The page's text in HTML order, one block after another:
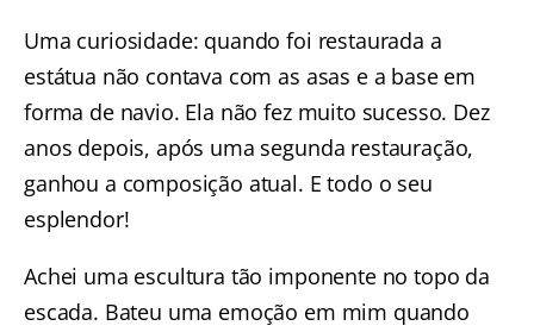
Uma curiosidade: quando foi restaurada a
estátua não contava com as asas e a base em
forma de navio. Ela não fez muito sucesso. Dez
anos depois, após uma segunda restauração,
ganhou a composição atual. E todo o seu
esplendor!
Achei uma escultura tão imponente no topo da
escada. Bateu uma emoção em mim quando